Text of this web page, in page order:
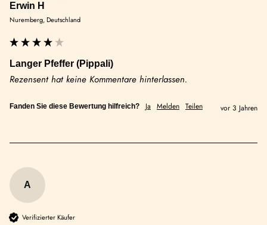
Erwin H
Nuremberg, Deutschland
Langer Pfeffer (Pippali)
Rezensent hat keine Kommentare hinterlassen.
Fanden Sie diese Bewertung hilfreich? Ja Melden Teilen vor 3 Jahren
A
Verifizierter Käufer